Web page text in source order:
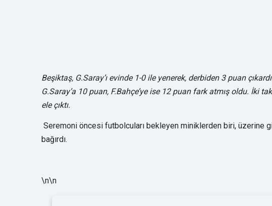
Beşiktaş, G.Saray’ı evinde 1-0 ile yenerek, derbiden 3 puan
G.Saray’a 10 puan, F.Bahçe’ye ise 12 puan fark atmış oldu. İki
ele çıktı.
Seremoni öncesi futbolcuları bekleyen miniklerden biri, üzerine
bağırdı.
\n\n